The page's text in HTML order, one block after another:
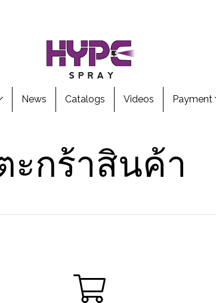
News Catalogs Videos Payment
ะกร้าสินค้า